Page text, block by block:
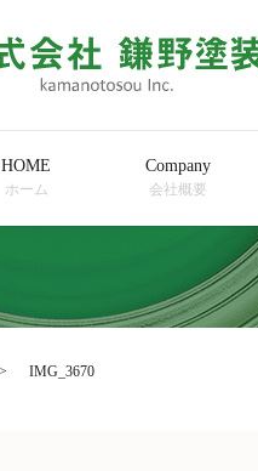
HOME
ホーム
Company
会社概要
IMG_3670